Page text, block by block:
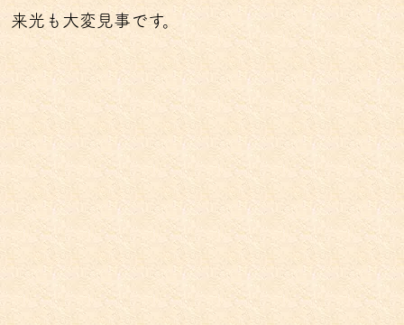
来光も大変見事です。